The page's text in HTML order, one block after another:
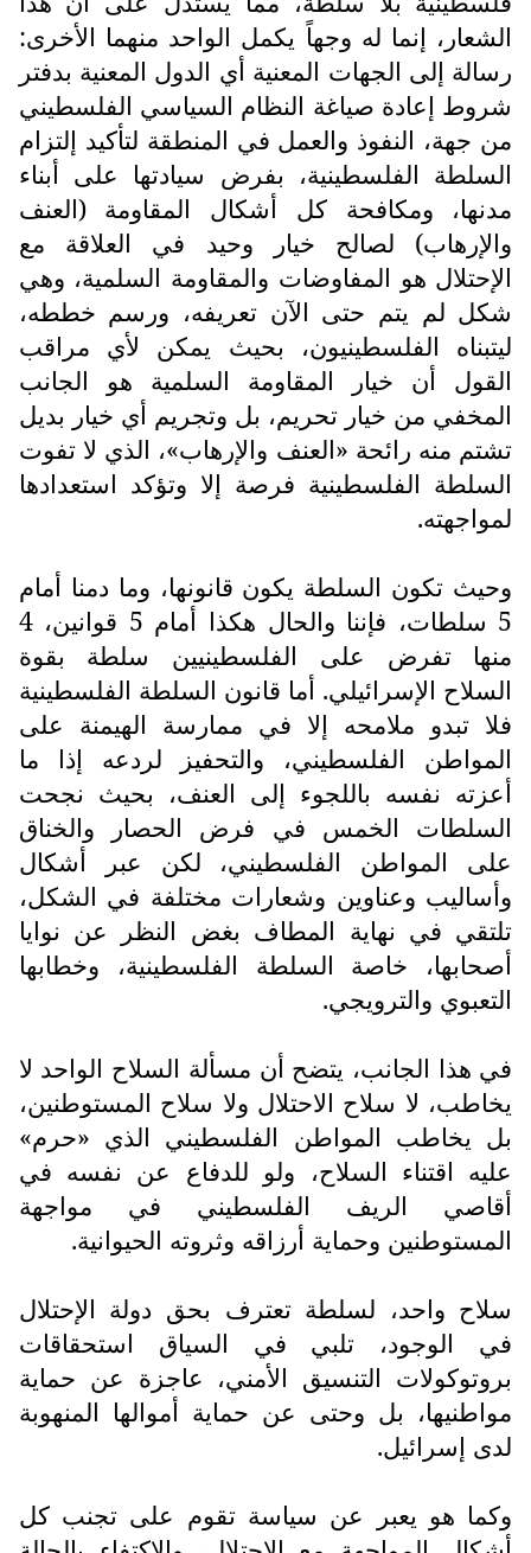
الشعار، إنما له وجهاً يكمل الواحد منهما الأخرى:
رسالة إلى الجهات المعنية أي الدول المعنية بدفتر
شروط إعادة صياغة النظام السياسي الفلسطيني
من جهة، النفوذ والعمل في المنطقة لتأكيد إلتزام
السلطة الفلسطينية، بفرض سيادتها على أبناء
مدنها، ومكافحة كل أشكال المقاومة (العنف
والإرهاب) لصالح خيار وحيد في العلاقة مع
الإحتلال هو المفاوضات والمقاومة السلمية، وهي
شكل لم يتم حتى الآن تعريفه، ورسم خططه،
ليتبناه الفلسطينيون، بحيث يمكن لأي مراقب
القول أن خيار المقاومة السلمية هو الجانب
المخفي من خيار تحريم، بل وتجريم أي خيار بديل
تشتم منه رائحة «العنف والإرهاب»، الذي لا تفوت
السلطة الفلسطينية فرصة إلا وتؤكد استعدادها
لمواجهته.
وحيث تكون السلطة يكون قانونها، وما دمنا أمام
5 سلطات، فإننا والحال هكذا أمام 5 قوانين، 4
منها تفرض على الفلسطينيين سلطة بقوة
السلاح الإسرائيلي. أما قانون السلطة الفلسطينية
فلا تبدو ملامحه إلا في ممارسة الهيمنة على
المواطن الفلسطيني، والتحفيز لردعه إذا ما
أعزته نفسه باللجوء إلى العنف، بحيث نجحت
السلطات الخمس في فرض الحصار والخناق
على المواطن الفلسطيني، لكن عبر أشكال
وأساليب وعناوين وشعارات مختلفة في الشكل،
تلتقي في نهاية المطاف بغض النظر عن نوايا
أصحابها، خاصة السلطة الفلسطينية، وخطابها
التعبوي والترويجي.
في هذا الجانب، يتضح أن مسألة السلاح الواحد لا
يخاطب، لا سلاح الاحتلال ولا سلاح المستوطنين،
بل يخاطب المواطن الفلسطيني الذي «حرم»
عليه اقتناء السلاح، ولو للدفاع عن نفسه في
أقاصي الريف الفلسطيني في مواجهة
المستوطنين وحماية أرزاقه وثروته الحيوانية.
سلاح واحد، لسلطة تعترف بحق دولة الإحتلال
في الوجود، تلبي في السياق استحقاقات
بروتوكولات التنسيق الأمني، عاجزة عن حماية
مواطنيها، بل وحتى عن حماية أموالها المنهوبة
لدى إسرائيل.
وكما هو يعبر عن سياسة تقوم على تجنب كل